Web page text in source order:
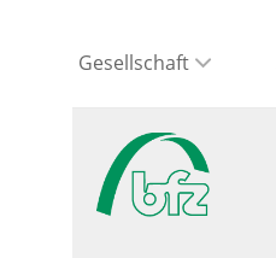
Gesellschaft